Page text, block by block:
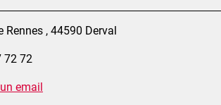
Rennes , 44590 Derval
72 72
email